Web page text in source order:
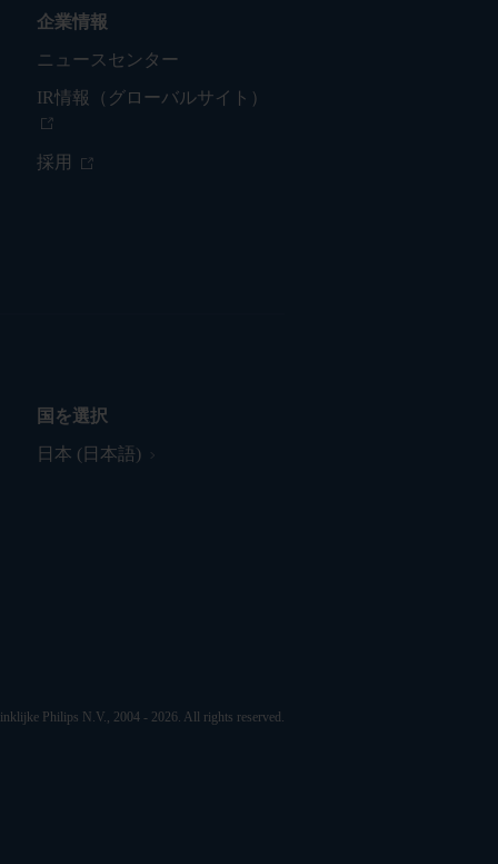
企業情報
ニュースセンター
IR情報（グローバルサイト）
採用
国を選択
日本 (日本語)
Philips N.V., 2004 - 2026. All rights reserved.